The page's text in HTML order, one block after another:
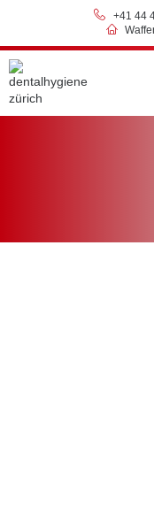
+41 44